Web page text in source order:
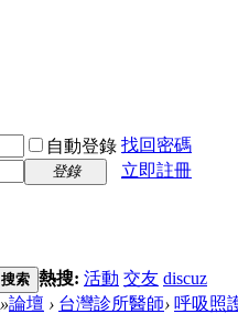
自動登錄 找回密碼
登錄
立即註冊
搜索 熱搜: 活動 交友 discuz
»論壇 › 台灣診所醫師› 呼吸照